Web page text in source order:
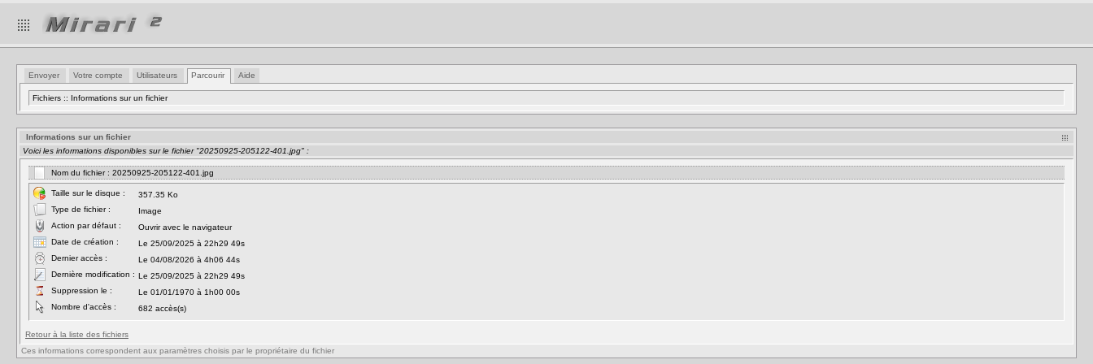
Envoyer Votre compte Utilisateurs Parcourir Aide
Fichiers :: Informations sur un fichier
Informations sur un fichier
Voici les informations disponibles sur le fichier "20250925-205122-401.jpg" :
Nom du fichier : 20250925-205122-401.jpg
Taille sur le disque :
357.35 Ko
Type de fichier :
Image
Action par défaut :
Ouvrir avec le navigateur
Date de création :
Le 25/09/2025 à 22h29 49s
Dernier accès :
Le 04/08/2026 à 4h06 44s
Dernière modification : Le 25/09/2025 à 22h29 49s
Suppression le :
Le 01/01/1970 à 1h00 00s
Nombre d'accès :
682 accès(s)
Retour à la liste des fichiers
Ces informations correspondent aux paramètres choisis par le propriétaire du fichier